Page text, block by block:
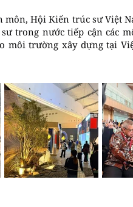
môn, Hội Kiến trúc sư Việt
trong nước tiếp cận các
trường xây dựng tại